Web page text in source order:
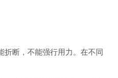
折断，不能强行用力。在不同